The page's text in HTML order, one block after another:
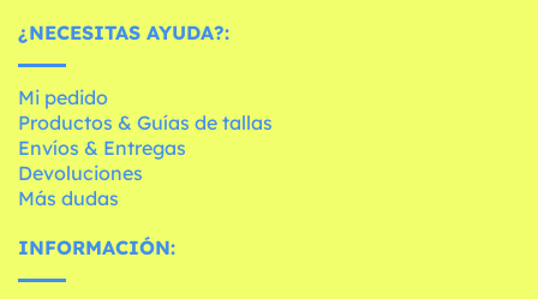
¿NECESITAS AYUDA?:
Mi pedido
Productos & Guías de tallas
Envíos & Entregas
Devoluciones
Más dudas
INFORMACIÓN: